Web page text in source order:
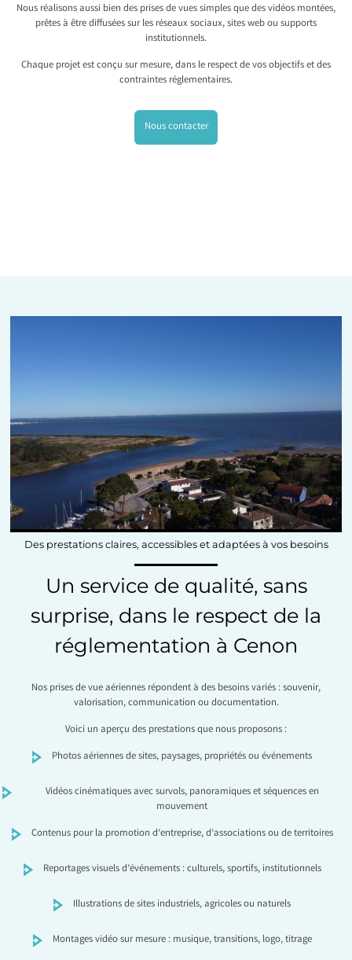
Nous réalisons aussi bien des prises de vues simples que des vidéos montées,
prêtes à être diffusées sur les réseaux sociaux, sites web ou supports
institutionnels.
Chaque projet est conçu sur mesure, dans le respect de vos objectifs et des
contraintes réglementaires.
Nous contacter
Des prestations claires, accessibles et adaptées à vos besoins
Un service de qualité, sans
surprise, dans le respect de la
réglementation à Cenon
Nos prises de vue aériennes répondent à des besoins variés : souvenir,
valorisation, communication ou documentation.
Voici un aperçu des prestations que nous proposons :
Photos aériennes de sites, paysages, propriétés ou événements
Vidéos cinématiques avec survols, panoramiques et séquences en
mouvement
Contenus pour la promotion d’entreprise, d’associations ou de territoires
Reportages visuels d’événements : culturels, sportifs, institutionnels
Illustrations de sites industriels, agricoles ou naturels
Montages vidéo sur mesure : musique, transitions, logo, titrage